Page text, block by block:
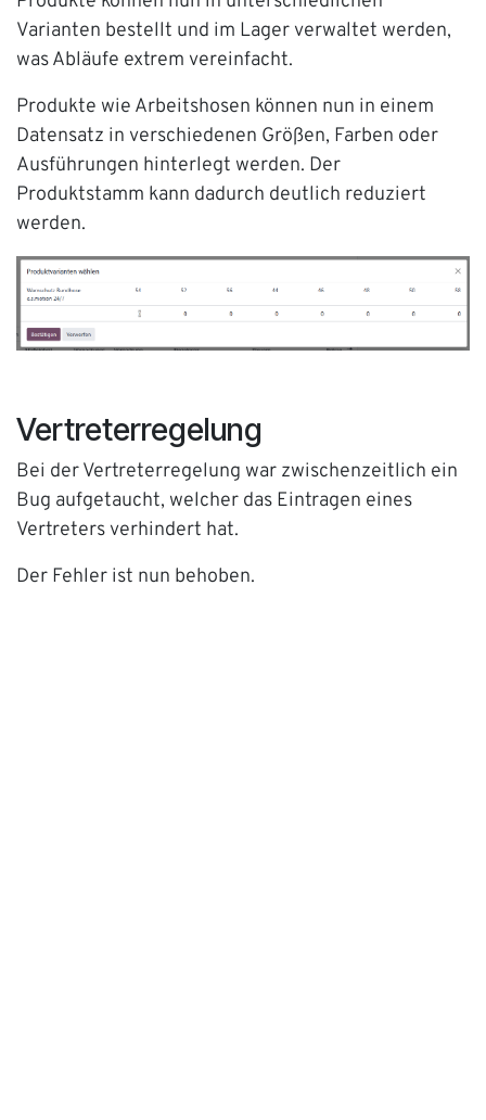
Varianten bestellt und im Lager verwaltet werden,
was Abläufe extrem vereinfacht.
Produkte wie Arbeitshosen können nun in einem
Datensatz in verschiedenen Größen, Farben oder
Ausführungen hinterlegt werden. Der
Produktstamm kann dadurch deutlich reduziert
werden.
Vertreterregelung
Bei der Vertreterregelung war zwischenzeitlich ein
Bug aufgetaucht, welcher das Eintragen eines
Vertreters verhindert hat.
Der Fehler ist nun behoben.